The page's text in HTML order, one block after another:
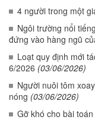
4 người trong một
Ngôi trường nổi
đứng vào hàng ngũ
Loạt quy định mới
6/2026 (03/06/2026)
Người nuôi tôm
nóng (03/06/2026)
Gỡ khó cho bài